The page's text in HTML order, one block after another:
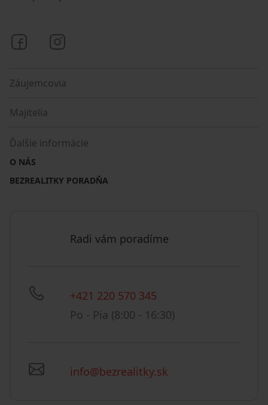
Bezrealitky na Facebooku
Záujemcovia
Majitelia
Ďalšie informácie
O NÁS
BEZREALITKY PORADŇA
Radi vám poradíme
+421 220 570 345
Po - Pia (8:00 - 16:30)
info@bezrealitky.sk